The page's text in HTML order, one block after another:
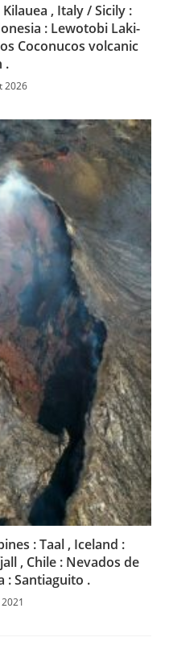
, Italy / Sicily :
: Lewotobi Laki-
Coconucos volcanic
.
2026
: Taal , Iceland :
, Chile : Nevados de
: Santiaguito .